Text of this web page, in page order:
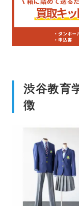
渋谷教育
徴